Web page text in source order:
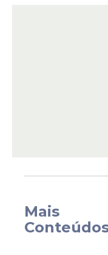
A prefeitura
meio da
contrato nº
Mais